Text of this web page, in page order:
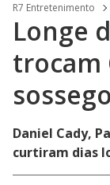
R7 Entretenimento
Longe
trocam
sossego
Daniel Cady,
curtiram dias